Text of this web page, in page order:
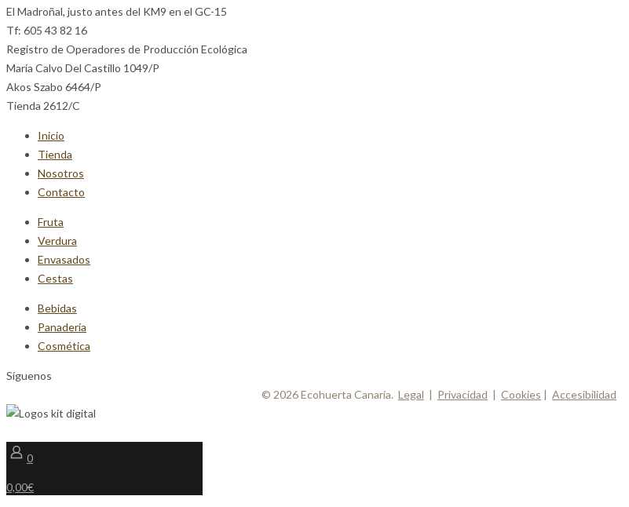
El Madroñal, justo antes del KM9 en el GC-15
Tf: 605 43 82 16
Registro de Operadores de Producción Ecológica
Maria Calvo Del Castillo 1049/P
Akos Szabo 6464/P
Tienda 2612/C
Inicio
Tienda
Nosotros
Contacto
Fruta
Verdura
Envasados
Cestas
Bebidas
Panadería
Cosmética
Síguenos
© 2026 Ecohuerta Canaria. Legal | Privacidad | Cookies | Accesibilidad
0
0,00€